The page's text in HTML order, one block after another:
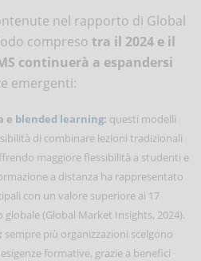
nel rapporto di Global
compreso tra il 2024 e il
continuerà a espandersi
emergenti:
e blended learning: questi modelli
di combinare lezioni tradizionali
maggiore flessibilità a studenti e
a distanza ha rappresentato
con un valore superiore ai 17
(Global Market Insights, 2024).
sempre più organizzazioni scelgono
formative, grazie a benefici